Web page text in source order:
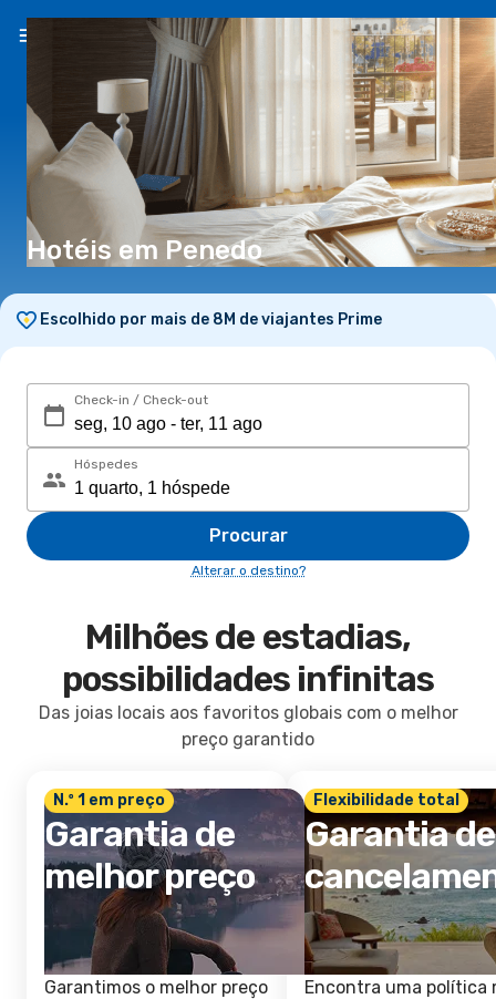
PT(€)
Hotéis em Penedo
Escolhido por mais de 8M de viajantes Prime
Check-in / Check-out
Hóspedes
Procurar
Alterar o destino?
Milhões de estadias,
possibilidades infinitas
Das joias locais aos favoritos globais com o melhor
preço garantido
N.º 1 em preço
Garantia de
melhor preço
Garantimos o melhor preço
Flexibilidade total
Garantia de
Encontra uma política